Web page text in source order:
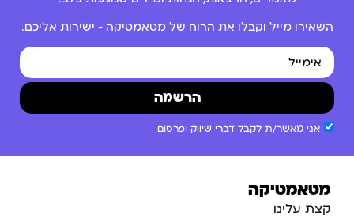
השאירו מייל וקבלו את הרוח של מטאמטיקה – ישירות אליכם.
אני מאשר/ת לקבל דברי שיווק ופרסום
הרשמה
מטאמטיקה
קצת עלינו